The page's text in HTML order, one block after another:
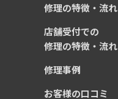
修理の特徴・流れ
店舗受付での
修理の特徴・流れ
修理事例
お客様の口コミ